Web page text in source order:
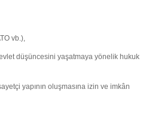
vb.),
düşüncesini yaşatmaya yönelik hukuk
yapının oluşmasına izin ve imkân